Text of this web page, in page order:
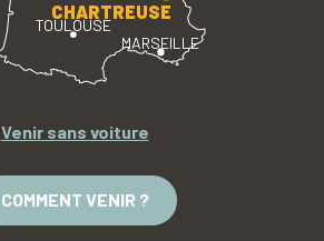
TOULOUSE
MARSEILLE
CHARTREUSE
Venir sans voiture
COMMENT VENIR ?